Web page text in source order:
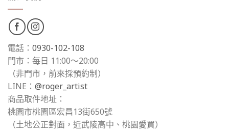
電話： 0930-102-108
門市：每日 11:00～20:00
（非門市，前來採預約制）
LINE： @roger_artist
商品取件地址：
桃園市桃園區宏昌13街650號
（土地公正對面，近武陵高中、桃園愛買）